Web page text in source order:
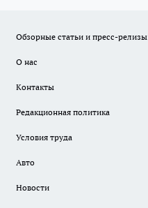
Обзорные статьи и пресс-релизы
О нас
Контакты
Редакционная политика
Условия труда
Авто
Новости